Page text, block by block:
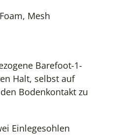
Mesh
Barefoot-1-
Halt, selbst auf
Bodenkontakt zu
Einlegesohlen